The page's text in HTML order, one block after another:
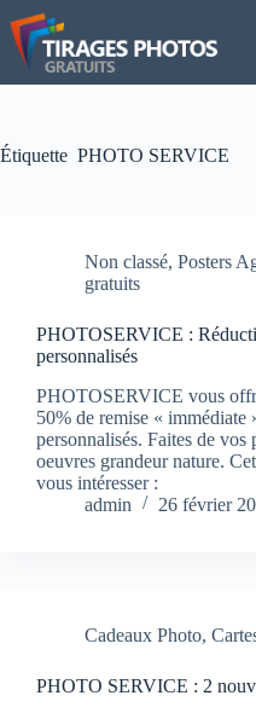
Passer
au
contenu
Étiquette PHOTO SERVICE
Non classé, Posters
gratuits
PHOTOSERVICE :
personnalisés
PHOTOSERVICE vous
50% de remise « immédiate
personnalisés. Faites de vos
oeuvres grandeur nature.
vous intéresser :
admin
26 février
Cadeaux Photo,
PHOTO SERVICE : 2